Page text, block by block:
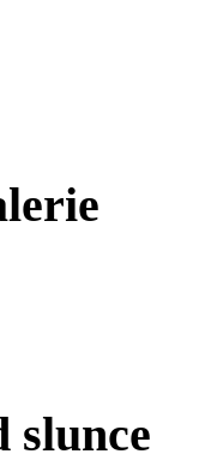
slunce